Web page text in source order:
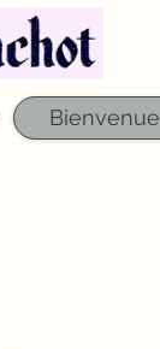
Bienvenue